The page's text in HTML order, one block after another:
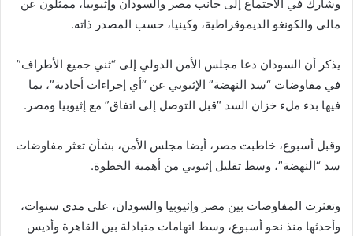
وشارك في الاجتماع إلى جانب مصر والسودان وإثيوبيا، ممثلون عن
مالي والكونغو الديموقراطية، وكينيا، حسب المصدر ذاته.
يذكر أن السودان دعا مجلس الأمن الدولي إلى “ثني جميع الأطراف”
في مفاوضات “سد النهضة” الإثيوبي عن “أي إجراءات أحادية”، بما
فيها بدء ملء خزان السد “قبل التوصل إلى اتفاق” مع إثيوبيا ومصر.
وقبل أسبوع، خاطبت مصر، أيضا مجلس الأمن، بشأن تعثر مفاوضات
سد “النهضة”، وسط تقليل إثيوبي من أهمية الخطوة.
وتعثرت المفاوضات بين مصر وإثيوبيا والسودان، على مدى سنوات،
وأحدثها منذ نحو أسبوع، وسط اتهامات متبادلة بين القاهرة وأديس